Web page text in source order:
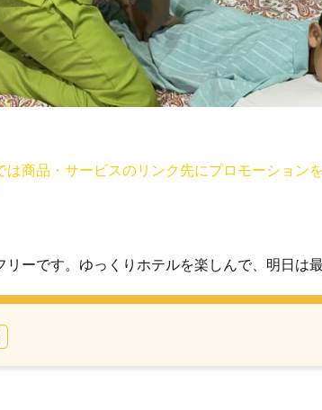
商品・サービスのリンク先にプロモーション
リーです。ゆっくりホテルを楽しんで、明日は